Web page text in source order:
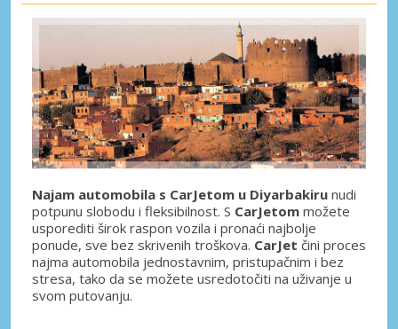
Najam automobila s CarJetom u Diyarbakiru nudi
potpunu slobodu i fleksibilnost. S CarJetom možete
usporediti širok raspon vozila i pronaći najbolje
ponude, sve bez skrivenih troškova. CarJet čini proces
najma automobila jednostavnim, pristupačnim i bez
stresa, tako da se možete usredotočiti na uživanje u
svom putovanju.